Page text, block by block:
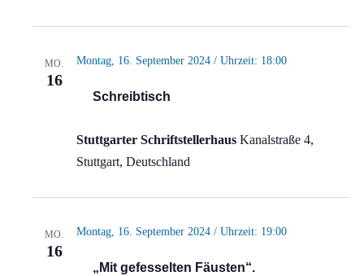
MO.
16
Schreibtisch
Montag, 16. September 2024 / Uhrzeit: 18:00
Stuttgarter Schriftstellerhaus Kanalstraße 4,
Stuttgart, Deutschland
MO.
16
„Mit gefesselten Fäusten“.
Montag, 16. September 2024 / Uhrzeit: 19:00